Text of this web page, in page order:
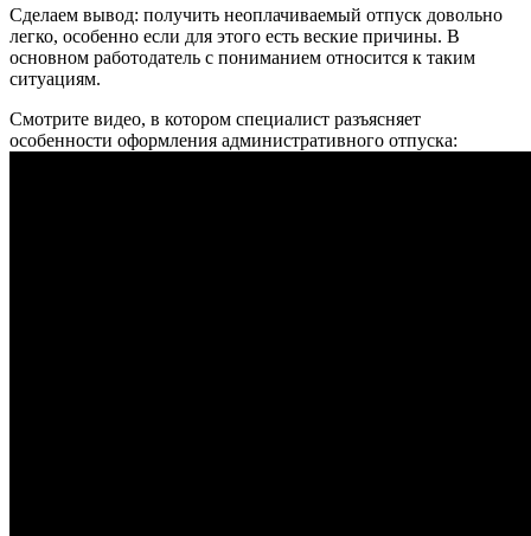
Сделаем вывод: получить неоплачиваемый отпуск довольно
легко, особенно если для этого есть веские причины. В
основном работодатель с пониманием относится к таким
ситуациям.
Смотрите видео, в котором специалист разъясняет
особенности оформления административного отпуска: